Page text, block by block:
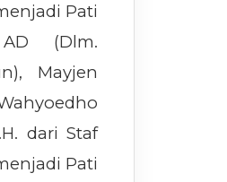
Pati
(Dlm.
Mayjen
dari Staf
Pati